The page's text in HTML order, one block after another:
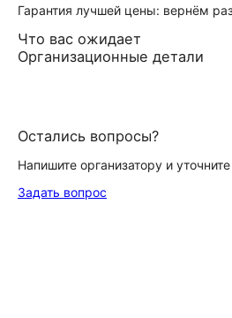
Гарантия лучшей цены: вернём
Что вас ожидает
Организационные детали
Остались вопросы?
Напишите организатору и
Задать вопрос